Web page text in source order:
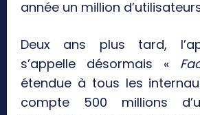
année un million
Deux ans plus tard,
s’appelle désormais «
étendue à tous les
compte 500 millions